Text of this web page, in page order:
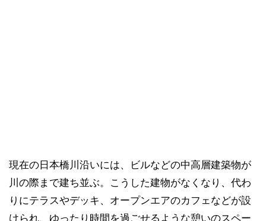
現在の日本橋川沿いには、ビルなどの中高層建築物が
川の際まで建ち並ぶ。こうした建物がなくなり、代わ
りにテラスやデッキ、オープンエアのカフェなどが設
けられ、ゆったり時間を過ごせるような憩いのスペー